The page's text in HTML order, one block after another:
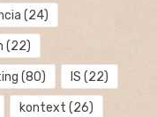
(24)
(22)
(80) IS (22)
kontext (26)